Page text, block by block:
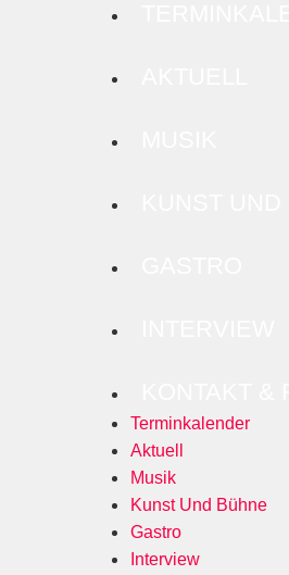
Terminkalender
Aktuell
Musik
Kunst Und Bühne
Gastro
Interview